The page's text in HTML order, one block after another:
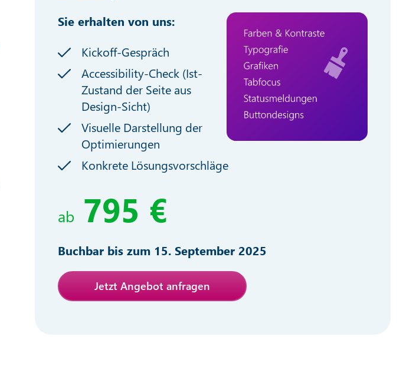
Sie erhalten von uns:
Kickoff-Gespräch
Accessibility-Check (Ist-
Zustand der Seite aus
Design-Sicht)
Visuelle Darstellung der
Optimierungen
Konkrete Lösungsvorschläge
ab 795 €
Buchbar bis zum 15. September 2025
Jetzt Angebot anfragen